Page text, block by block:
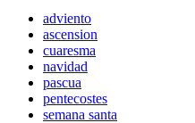
adviento
ascension
cuaresma
navidad
pascua
pentecostes
semana santa